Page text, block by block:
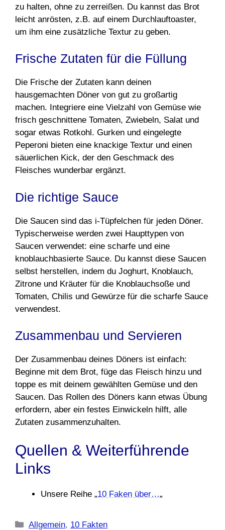
zu halten, ohne zu zerreißen. Du kannst das Brot
leicht anrösten, z.B. auf einem Durchlauftoaster,
um ihm eine zusätzliche Textur zu geben.
Frische Zutaten für die Füllung
Die Frische der Zutaten kann deinen
hausgemachten Döner von gut zu großartig
machen. Integriere eine Vielzahl von Gemüse wie
frisch geschnittene Tomaten, Zwiebeln, Salat und
sogar etwas Rotkohl. Gurken und eingelegte
Peperoni bieten eine knackige Textur und einen
säuerlichen Kick, der den Geschmack des
Fleisches wunderbar ergänzt.
Die richtige Sauce
Die Saucen sind das i-Tüpfelchen für jeden Döner.
Typischerweise werden zwei Haupttypen von
Saucen verwendet: eine scharfe und eine
knoblauchbasierte Sauce. Du kannst diese Saucen
selbst herstellen, indem du Joghurt, Knoblauch,
Zitrone und Kräuter für die Knoblauchsoße und
Tomaten, Chilis und Gewürze für die scharfe Sauce
verwendest.
Zusammenbau und Servieren
Der Zusammenbau deines Döners ist einfach:
Beginne mit dem Brot, füge das Fleisch hinzu und
toppe es mit deinem gewählten Gemüse und den
Saucen. Das Rollen des Döners kann etwas Übung
erfordern, aber ein festes Einwickeln hilft, alle
Zutaten zusammenzuhalten.
Quellen & Weiterführende
Links
Unsere Reihe „10 Faken über…„
Kategorien
Allgemein, 10 Fakten